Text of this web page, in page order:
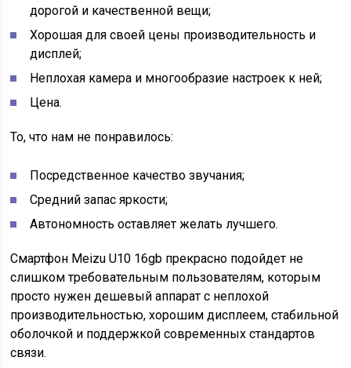
дорогой и качественной вещи;
Хорошая для своей цены производительность и
дисплей;
Неплохая камера и многообразие настроек к ней;
Цена.
То, что нам не понравилось:
Посредственное качество звучания;
Средний запас яркости;
Автономность оставляет желать лучшего.
Смартфон Meizu U10 16gb прекрасно подойдет не
слишком требовательным пользователям, которым
просто нужен дешевый аппарат с неплохой
производительностью, хорошим дисплеем, стабильной
оболочкой и поддержкой современных стандартов
связи.